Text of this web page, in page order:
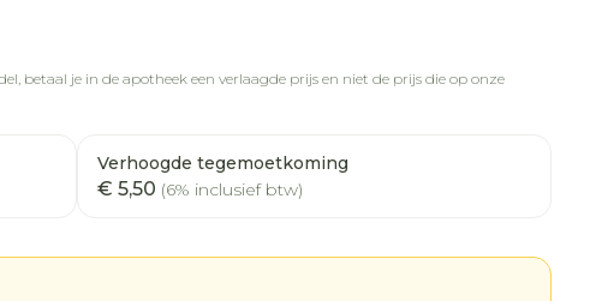
betaal je in de apotheek een verlaagde prijs en niet de prijs die op onze
Verhoogde tegemoetkoming
€ 5,50 (6% inclusief btw)